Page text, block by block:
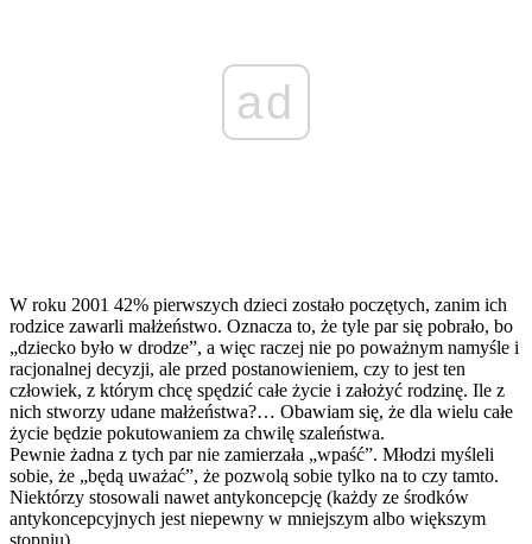
ad
W roku 2001 42% pierwszych dzieci zostało poczętych, zanim ich
rodzice zawarli małżeństwo. Oznacza to, że tyle par się pobrało, bo
„dziecko było w drodze”, a więc raczej nie po poważnym namyśle i
racjonalnej decyzji, ale przed postanowieniem, czy to jest ten
człowiek, z którym chcę spędzić całe życie i założyć rodzinę. Ile z
nich stworzy udane małżeństwa?… Obawiam się, że dla wielu całe
życie będzie pokutowaniem za chwilę szaleństwa.
Pewnie żadna z tych par nie zamierzała „wpaść”. Młodzi myśleli
sobie, że „będą uważać”, że pozwolą sobie tylko na to czy tamto.
Niektórzy stosowali nawet antykoncepcję (każdy ze środków
antykoncepcyjnych jest niepewny w mniejszym albo większym